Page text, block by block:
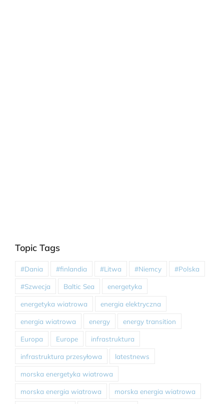
Topic Tags
#Dania #finlandia #Litwa #Niemcy #Polska
#Szwecja Baltic Sea energetyka
energetyka wiatrowa energia elektryczna
energia wiatrowa energy energy transition
Europa Europe infrastruktura
infrastruktura przesyłowa latestnews
morska energetyka wiatrowa
morska energia wiatrowa morska energia wiatrowa